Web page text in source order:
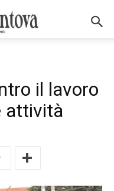
il lavoro
attività